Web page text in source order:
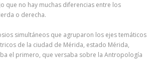
que no hay muchas diferencias entre los
o derecha.
simultáneos que agruparon los ejes temáticos
de la ciudad de Mérida, estado Mérida,
el primero, que versaba sobre la Antropología